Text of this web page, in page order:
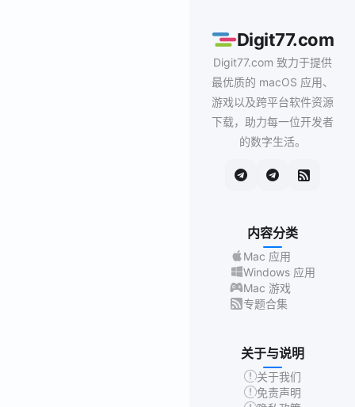
Digit77.com
Digit77.com 致力于提供
最优质的 macOS 应用、
游戏以及跨平台软件资源
下载，助力每一位开发者
的数字生活。
内容分类
Mac 应用
Windows 应用
Mac 游戏
专题合集
关于与说明
关于我们
免责声明